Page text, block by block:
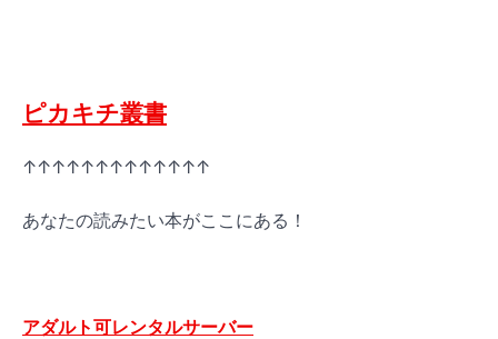
ピカキチ叢書
↑↑↑↑↑↑↑↑↑↑↑↑↑
あなたの読みたい本がここにある！
アダルト可レンタルサーバー